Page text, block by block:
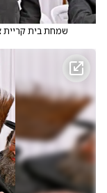
שמחת בית קריית